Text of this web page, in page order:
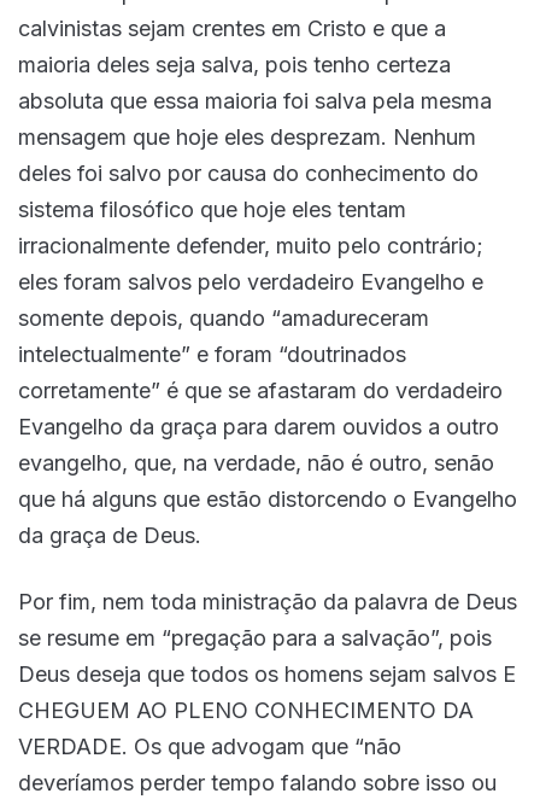
calvinistas sejam crentes em Cristo e que a
maioria deles seja salva, pois tenho certeza
absoluta que essa maioria foi salva pela mesma
mensagem que hoje eles desprezam. Nenhum
deles foi salvo por causa do conhecimento do
sistema filosófico que hoje eles tentam
irracionalmente defender, muito pelo contrário;
eles foram salvos pelo verdadeiro Evangelho e
somente depois, quando “amadureceram
intelectualmente” e foram “doutrinados
corretamente” é que se afastaram do verdadeiro
Evangelho da graça para darem ouvidos a outro
evangelho, que, na verdade, não é outro, senão
que há alguns que estão distorcendo o Evangelho
da graça de Deus.
Por fim, nem toda ministração da palavra de Deus
se resume em “pregação para a salvação”, pois
Deus deseja que todos os homens sejam salvos E
CHEGUEM AO PLENO CONHECIMENTO DA
VERDADE. Os que advogam que “não
deveríamos perder tempo falando sobre isso ou